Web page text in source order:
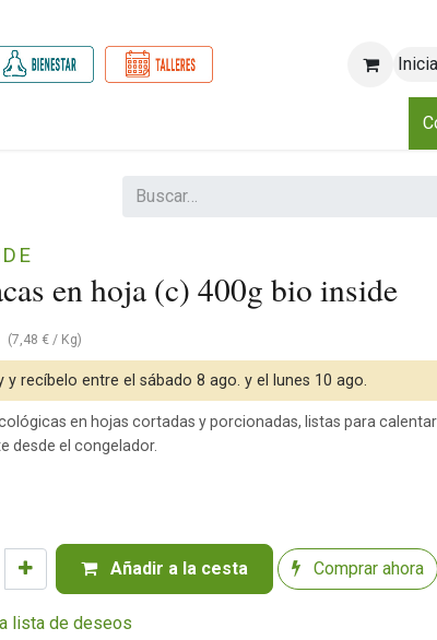
en hoja (c) 400g bio inside
(7,48 € / Kg)
Añadir a la cesta Comprar ahora
lista de deseos
y recíbelo entre el sábado 8 ago. y el lunes 10 ago.
en hojas cortadas y porcionadas, listas para calentar
desde el congelador.